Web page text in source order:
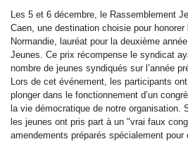
Les 5 et 6 décembre, le Rassemblement
Caen, une destination choisie pour
Normandie, lauréat pour la deuxième
Jeunes. Ce prix récompense le syndicat
nombre de jeunes syndiqués sur l’année
Lors de cet événement, les participants
plonger dans le fonctionnement d’un
la vie démocratique de notre organisation.
les jeunes ont pris part à un "vrai faux
amendements préparés spécialement